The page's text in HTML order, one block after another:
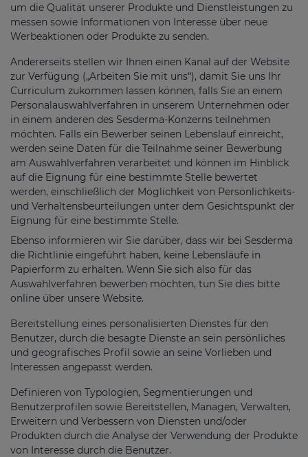
um die Qualität unserer Produkte und Dienstleistungen zu
messen sowie Informationen von Interesse über neue
Werbeaktionen oder Produkte zu senden.
Andererseits stellen wir Ihnen einen Kanal auf der Website
zur Verfügung („Arbeiten Sie mit uns“), damit Sie uns Ihr
Curriculum zukommen lassen können, falls Sie an einem
Personalauswahlverfahren in unserem Unternehmen oder
in einem anderen des Sesderma-Konzerns teilnehmen
möchten. Falls ein Bewerber seinen Lebenslauf einreicht,
werden seine Daten für die Teilnahme seiner Bewerbung
am Auswahlverfahren verarbeitet und können im Hinblick
auf die Eignung für eine bestimmte Stelle bewertet
werden, einschließlich der Möglichkeit von Persönlichkeits-
und Verhaltensbeurteilungen unter dem Gesichtspunkt der
Eignung für eine bestimmte Stelle.
Ebenso informieren wir Sie darüber, dass wir bei Sesderma
die Richtlinie eingeführt haben, keine Lebensläufe in
Papierform zu erhalten. Wenn Sie sich also für das
Auswahlverfahren bewerben möchten, tun Sie dies bitte
online über unsere Website.
Bereitstellung eines personalisierten Dienstes für den
Benutzer, durch die besagte Dienste an sein persönliches
und geografisches Profil sowie an seine Vorlieben und
Interessen angepasst werden.
Definieren von Typologien, Segmentierungen und
Benutzerprofilen sowie Bereitstellen, Managen, Verwalten,
Erweitern und Verbessern von Diensten und/oder
Produkten durch die Analyse der Verwendung der Produkte
von Interesse durch die Benutzer.